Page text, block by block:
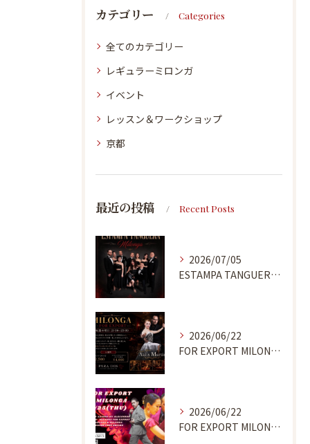
カテゴリー Categories
全てのカテゴリー
レギュラーミロンガ
イベント
レッスン＆ワークショップ
京都
最近の投稿 Recent Posts
2026/07/05
ESTAMPA TANGUERA MILONGA
2026/06/22
FOR EXPORT MILONGA 7/9
2026/06/22
FOR EXPORT MILONGA 6/25